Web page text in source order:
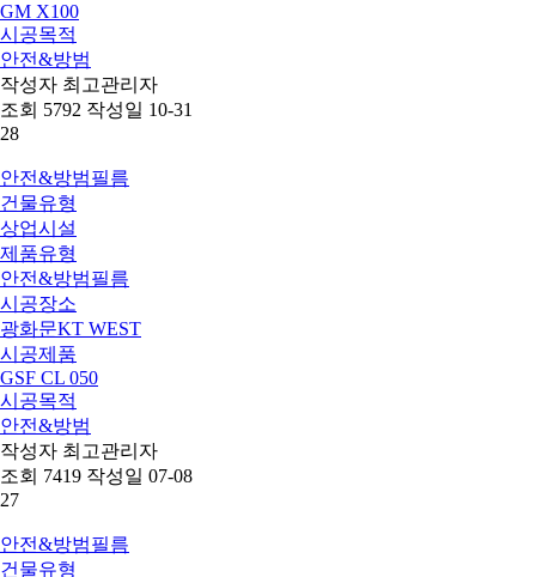
GM X100
시공목적
안전&방범
작성자 최고관리자
조회 5792 작성일 10-31
28
안전&방범필름
건물유형
상업시설
제품유형
안전&방범필름
시공장소
광화문KT WEST
시공제품
GSF CL 050
시공목적
안전&방범
작성자 최고관리자
조회 7419 작성일 07-08
27
안전&방범필름
건물유형